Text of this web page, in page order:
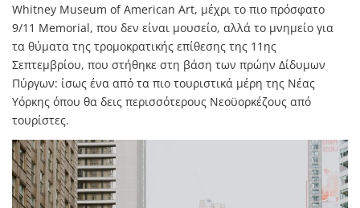
Whitney Museum of American Art, μέχρι το πιο πρόσφατο
9/11 Memorial, που δεν είναι μουσείο, αλλά το μνημείο για
τα θύματα της τρομοκρατικής επίθεσης της 11ης
Σεπτεμβρίου, που στήθηκε στη βάση των πρώην Δίδυμων
Πύργων: ίσως ένα από τα πιο τουριστικά μέρη της Νέας
Υόρκης όπου θα δεις περισσότερους Νεοϋορκέζους από
τουρίστες.